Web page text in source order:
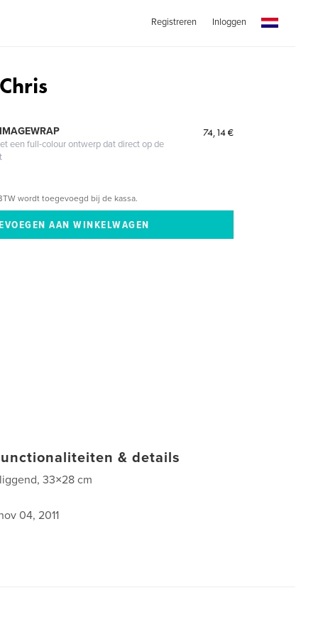
Registreren Inloggen
een full-colour ontwerp dat direct op de
74,14 €
wordt toegevoegd bij de kassa.
& details
33×28 cm
04, 2011